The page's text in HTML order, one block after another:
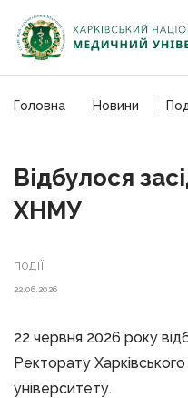
Головна Новини
Відбулося
ХНМУ
ПОДІЇ
22.06.2026
22 червня 2026 року
Ректорату
університету.